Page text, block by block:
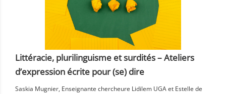
Littéracie, plurilinguisme et surdités – Ateliers
d’expression écrite pour (se) dire
Saskia Mugnier, Enseignante chercheure Lidilem UGA et Estelle de